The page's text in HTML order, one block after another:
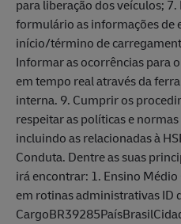
para liberação dos veículos;
formulário as informações de
início/término de
Informar as ocorrências para
em tempo real através da
interna. 9. Cumprir os
respeitar as políticas e
incluindo as relacionadas à
Conduta. Dentre as suas
irá encontrar: 1. Ensino
em rotinas administrativas ID